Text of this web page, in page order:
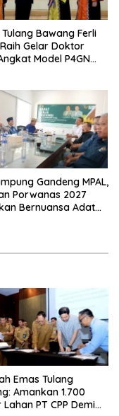
Bawang Ferli
Gelar Doktor
Model P4GN
Gandeng MPAL,
Porwanas 2027
Bernuansa Adat
Emas Tulang
Amankan 1.700
PT CPP Demi